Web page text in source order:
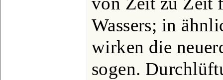
Wassers; in
wirken die
sogen.